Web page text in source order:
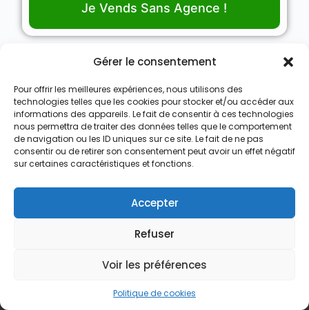
Gérer le consentement
Pour offrir les meilleures expériences, nous utilisons des
technologies telles que les cookies pour stocker et/ou accéder aux
informations des appareils. Le fait de consentir à ces technologies
nous permettra de traiter des données telles que le comportement
de navigation ou les ID uniques sur ce site. Le fait de ne pas
consentir ou de retirer son consentement peut avoir un effet négatif
sur certaines caractéristiques et fonctions.
Accepter
Refuser
Voir les préférences
Politique de cookies
Je Vends Sans Agence !
Contact
(+32)492759069
Nous Achetons des Maisons
Nous Achetons des appartements
Nous Achetons des terrains
Nous Achetons des immeubles de rapport
Qui est Vendre Sans Agence